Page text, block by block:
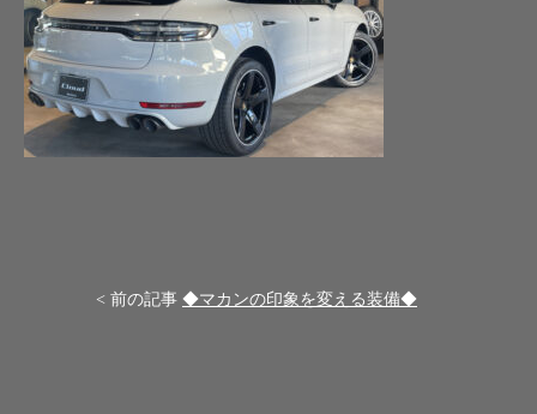
< 前の記事 ◆マカンの印象を変える装備◆